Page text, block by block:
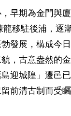
早期為金門與
移駐後浦，逐
發展，構成今
，古意盎然的
迎城隍」遷邑
前清古制而受